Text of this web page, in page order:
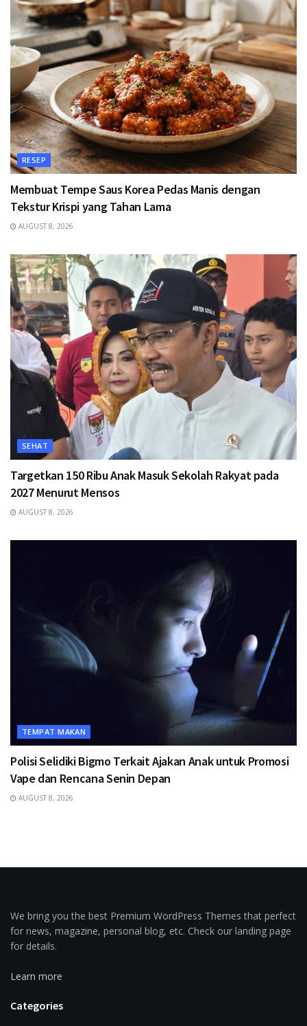
RESEP
Membuat Tempe Saus Korea Pedas Manis dengan
Tekstur Krispi yang Tahan Lama
AUGUST 8, 2026
SEHAT
Targetkan 150 Ribu Anak Masuk Sekolah Rakyat pada
2027 Menurut Mensos
AUGUST 8, 2026
TEMPAT MAKAN
Polisi Selidiki Bigmo Terkait Ajakan Anak untuk Promosi
Vape dan Rencana Senin Depan
AUGUST 8, 2026
We bring you the best Premium WordPress Themes that perfect
for news, magazine, personal blog, etc. Check our landing page
for details.
Learn more
Categories